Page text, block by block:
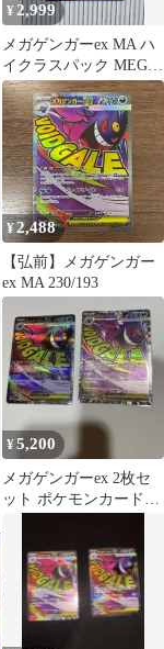
¥2,999
メガゲンガーex MA ハ
イクラスパック MEGA
ドリームex 230/193
¥2,488
【弘前】メガゲンガー
ex MA 230/193
¥5,200
メガゲンガーex 2枚セ
ット ポケモンカード